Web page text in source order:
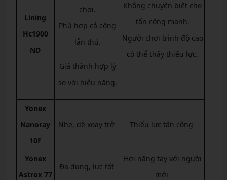
Lining
Hc1900
ND
chơi.
Phù hợp cả công
lẫn thủ.
Giá thành hợp lý
so với hiệu năng.
Không chuyên biệt cho
tấn công mạnh.
Người chơi trình độ cao
có thể thấy thiếu lực.
Yonex
Nanoray
10F
Nhẹ, dễ xoay trở Thiếu lực tấn công
Yonex
Astrox 77
Đa dụng, lực tốt
Hơi nặng tay với người
mới